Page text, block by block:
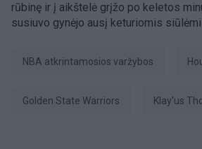
rūbinę ir į aikštelė grįžo po keletos
susiuvo gynėjo ausį keturiomis
NBA atkrintamosios varžybos
Golden State Warriors Klay'us